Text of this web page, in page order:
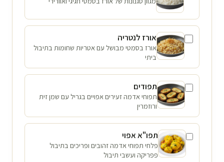
אורז לנטריה
אורז בסמטי מבושל עם אטריות שחומות בתיבול
ביתי
תפודים
תפוחי אדמה זעירים אפויים בגריל עם שמן זית
ורוזמרין
תפו"א אפוי
פלחי תפוחי אדמה זהובים ופריכים בתיבול
פפריקה ועשבי תיבול